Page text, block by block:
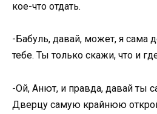
кое-что отдать.
-Бабуль, давай, может, я сама
тебе. Ты только скажи, что и
-Ой, Анют, и правда, давай ты
Дверцу самую крайнюю